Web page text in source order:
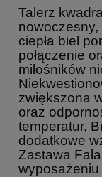
Talerz
nowoczesny,
ciepła biel
połączenie
miłośników
zwiększona
oraz
temperatur,
dodatkowe
Zastawa
wyposażeniu